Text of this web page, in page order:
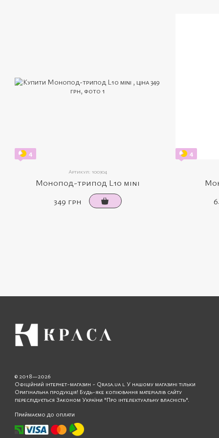
4
Артикул: 100304
Монопод-трипод L10 mini
349 грн
4
© 2018—2026
Офіційний інтернет-магазин - Qrasa.ua l У нашому магазині тільки
Оригінальна продукція! Будь-яке копіювання матеріалів сайту
переслідується Законом України "Про інтелектуальну власність".
Приймаємо до оплати